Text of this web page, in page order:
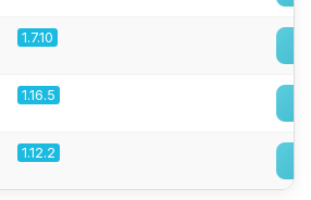
1.7.10
1.16.5
1.12.2